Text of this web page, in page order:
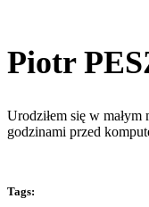
Piotr
Urodziłem się w
godzinami przed
Tags: